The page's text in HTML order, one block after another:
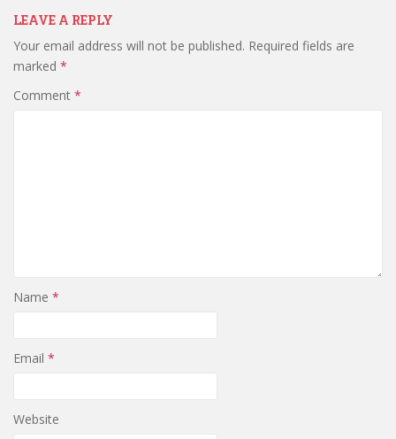
LEAVE A REPLY
Your email address will not be published. Required fields are
marked *
Comment *
Name *
Email *
Website